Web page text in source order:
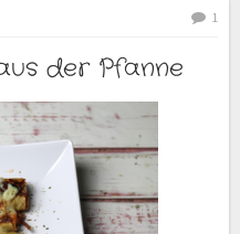
1
der Pfanne